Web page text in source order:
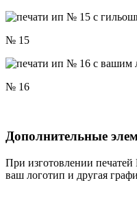
№ 15
№ 16
Дополнительные
При изготовлении
ваш логотип и другая